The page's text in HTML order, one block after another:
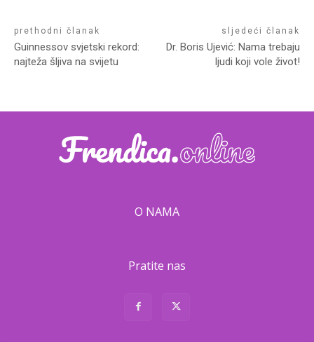
prethodni članak
Guinnessov svjetski rekord:
najteža šljiva na svijetu
sljedeći članak
Dr. Boris Ujević: Nama trebaju
ljudi koji vole život!
O NAMA
Pratite nas